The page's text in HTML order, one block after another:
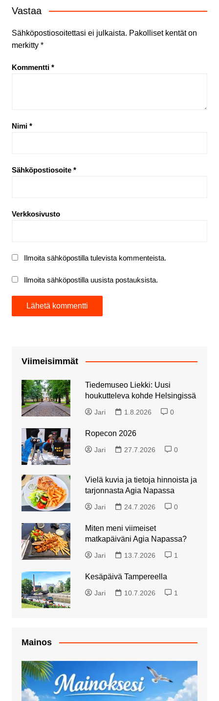
Vastaa
Sähköpostiosoitettasi ei julkaista. Pakolliset kentät on
merkitty *
Kommentti *
Nimi *
Sähköpostiosoite *
Verkkosivusto
Ilmoita sähköpostilla tulevista kommenteista.
Ilmoita sähköpostilla uusista postauksista.
Viimeisimmät
Tiedemuseo Liekki: Uusi
houkutteleva kohde Helsingissä
Jari 1.8.2026 0
Ropecon 2026
Jari 27.7.2026 0
Vielä kuvia ja tietoja hinnoista ja
tarjonnasta Agia Napassa
Jari 24.7.2026 0
Miten meni viimeiset
matkapäiväni Agia Napassa?
Jari 13.7.2026 1
Kesäpäivä Tampereella
Jari 10.7.2026 1
Mainos